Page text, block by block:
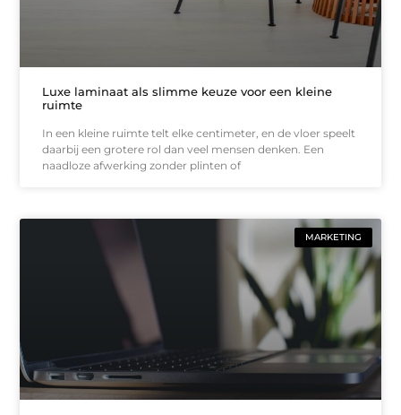
Luxe laminaat als slimme keuze voor een kleine
ruimte
In een kleine ruimte telt elke centimeter, en de vloer speelt
daarbij een grotere rol dan veel mensen denken. Een
naadloze afwerking zonder plinten of
MARKETING